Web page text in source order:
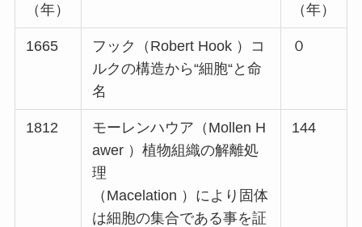
（年）
（年）
1665
フック（Robert Hook ）コ
ルクの構造から“細胞“と命
名
０
1812
モーレンハウア（Mollen H
awer ）植物組織の解離処
理
（Macelation ）により固体
は細胞の集合である事を証
144